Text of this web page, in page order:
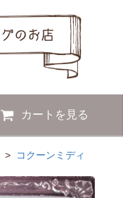
カートを見る
> コクーンミディ